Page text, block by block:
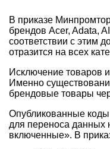
В приказе
брендов Acer, Adata,
соответствии с этим
отразится на всех
Исключение товаров
Именно
брендовые товары
Опубликованные
для переноса
включенные». В